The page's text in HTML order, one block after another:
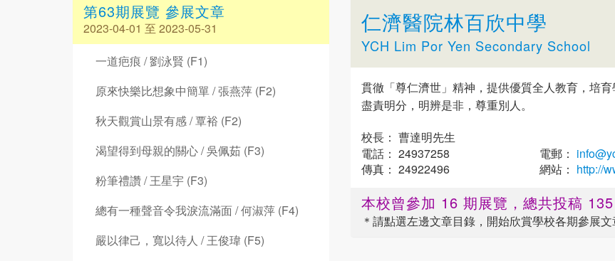
第63期展覽 參展文章
2023-04-01 至 2023-05-31
一道疤痕 / 劉泳賢 (F1)
原來快樂比想象中簡單 / 張燕萍 (F2)
秋天觀賞山景有感 / 覃裕 (F2)
渴望得到母親的關心 / 吳佩茹 (F3)
粉筆禮讚 / 王星宇 (F3)
總有一種聲音令我淚流滿面 / 何淑萍 (F4)
嚴以律己，寬以待人 / 王俊瑋 (F5)
仁濟醫院林百欣中學
YCH Lim Por Yen Secondary School
貫徹「尊仁濟世」精神，提供優質全人教育，培
盡責明分，明辨是非，尊重別人。
校長： 曹達明先生
電話： 24937258
傳真： 24922496
電郵：
網站： http://
本校曾參加 16 期展覽，總共投稿
＊請點選左邊文章目錄，開始欣賞學校各期參展文